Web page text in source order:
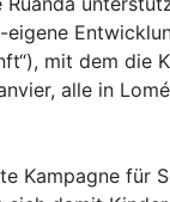
eigene
mit dem die
alle in
Kampagne für